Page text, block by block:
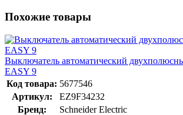
Похожие товары
Выключатель автоматический
EASY 9
Код товара: 5677546
Артикул:
EZ9F34232
Бренд:
Schneider Electric